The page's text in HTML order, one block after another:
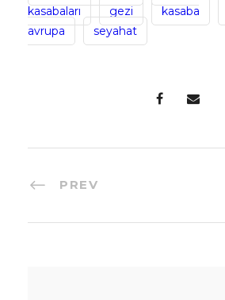
kasabaları
gezi kasaba
avrupa
seyahat
PREV